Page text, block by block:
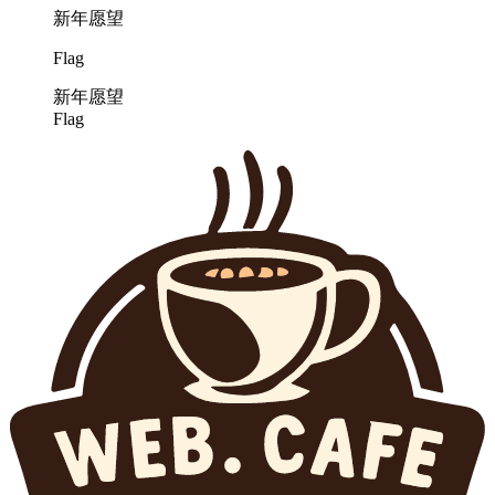
新年愿望
Flag
新年愿望
Flag